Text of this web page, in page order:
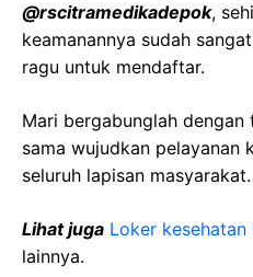
@rscitramedikadepok,
keamanannya sudah
ragu untuk mendaftar.
Mari bergabunglah
sama wujudkan pelayanan
seluruh lapisan masyarakat.
Lihat juga Loker
lainnya.